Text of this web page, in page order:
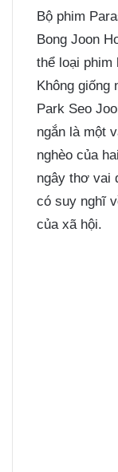
Bộ phim
Bong Joon
thể loại phim
Không
Park Seo
ngắn là một
nghèo của
ngây thơ vai
có suy nghĩ
của xã hội.